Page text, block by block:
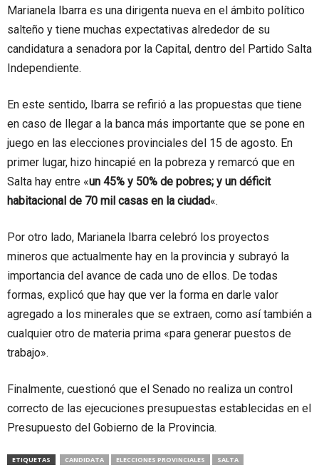
Marianela Ibarra es una dirigenta nueva en el ámbito político
salteño y tiene muchas expectativas alrededor de su
candidatura a senadora por la Capital, dentro del Partido Salta
Independiente.
En este sentido, Ibarra se refirió a las propuestas que tiene
en caso de llegar a la banca más importante que se pone en
juego en las elecciones provinciales del 15 de agosto. En
primer lugar, hizo hincapié en la pobreza y remarcó que en
Salta hay entre «un 45% y 50% de pobres; y un déficit
habitacional de 70 mil casas en la ciudad«.
Por otro lado, Marianela Ibarra celebró los proyectos
mineros que actualmente hay en la provincia y subrayó la
importancia del avance de cada uno de ellos. De todas
formas, explicó que hay que ver la forma en darle valor
agregado a los minerales que se extraen, como así también a
cualquier otro de materia prima «para generar puestos de
trabajo».
Finalmente, cuestionó que el Senado no realiza un control
correcto de las ejecuciones presupuestas establecidas en el
Presupuesto del Gobierno de la Provincia.
ETIQUETAS CANDIDATA ELECCIONES PROVINCIALES
SALTA